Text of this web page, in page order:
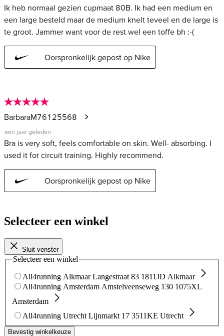
Selecteer een winkel
Sluit venster
Selecteer een winkel
All4running Alkmaar Langestraat 83 1811JD Alkmaar
All4running Amsterdam Amstelveenseweg 130 1075XL
Amsterdam
All4running Utrecht Lijnmarkt 17 3511KE Utrecht
Bevestig winkelkeuze